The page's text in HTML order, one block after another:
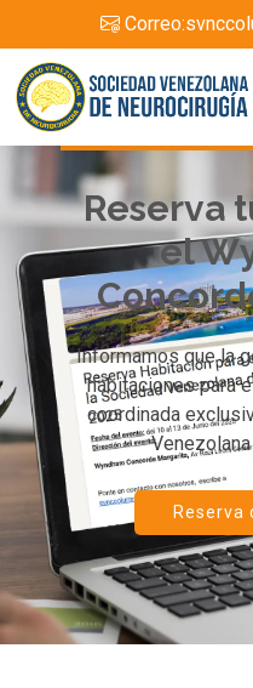
Correo:
Reserva
el
Informamos que la
habitaciones para
coordinada
Reserva